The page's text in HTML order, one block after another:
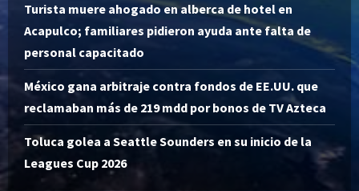
Turista muere ahogado en alberca de hotel en
Acapulco; familiares pidieron ayuda ante falta de
personal capacitado
México gana arbitraje contra fondos de EE.UU. que
reclamaban más de 219 mdd por bonos de TV Azteca
Toluca golea a Seattle Sounders en su inicio de la
Leagues Cup 2026